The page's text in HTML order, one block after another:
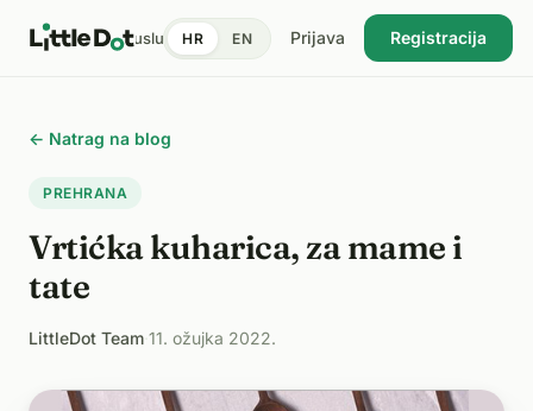
Doktori Pronađi uslugu USKORO CijeneDnevnik zdravljaBlog
HR EN Prijava Registracija
← Natrag na blog
PREHRANA
Vrtićka kuharica, za mame i
tate
LittleDot Team 11. ožujka 2022.